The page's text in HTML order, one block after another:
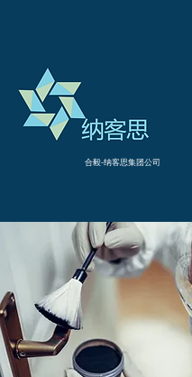
合毅-纳客思集团公司